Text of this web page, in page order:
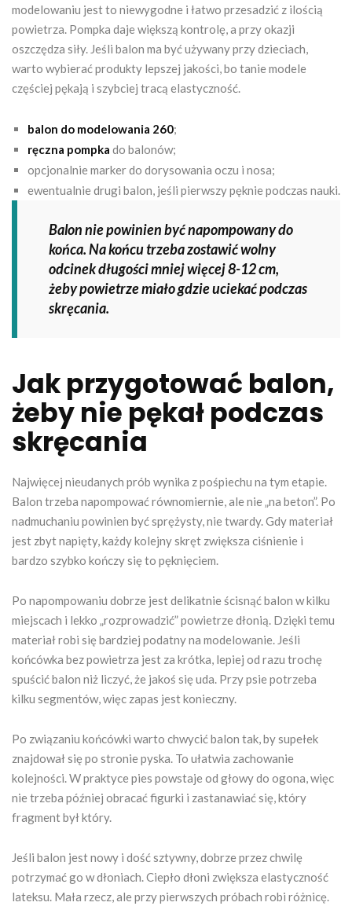
modelowaniu jest to niewygodne i łatwo przesadzić z ilością
powietrza. Pompka daje większą kontrolę, a przy okazji
oszczędza siły. Jeśli balon ma być używany przy dzieciach,
warto wybierać produkty lepszej jakości, bo tanie modele
częściej pękają i szybciej tracą elastyczność.
balon do modelowania 260;
ręczna pompka do balonów;
opcjonalnie marker do dorysowania oczu i nosa;
ewentualnie drugi balon, jeśli pierwszy pęknie podczas nauki.
Balon nie powinien być napompowany do
końca. Na końcu trzeba zostawić wolny
odcinek długości mniej więcej 8-12 cm,
żeby powietrze miało gdzie uciekać podczas
skręcania.
Jak przygotować balon,
żeby nie pękał podczas
skręcania
Najwięcej nieudanych prób wynika z pośpiechu na tym etapie.
Balon trzeba napompować równomiernie, ale nie „na beton”. Po
nadmuchaniu powinien być sprężysty, nie twardy. Gdy materiał
jest zbyt napięty, każdy kolejny skręt zwiększa ciśnienie i
bardzo szybko kończy się to pęknięciem.
Po napompowaniu dobrze jest delikatnie ścisnąć balon w kilku
miejscach i lekko „rozprowadzić” powietrze dłonią. Dzięki temu
materiał robi się bardziej podatny na modelowanie. Jeśli
końcówka bez powietrza jest za krótka, lepiej od razu trochę
spuścić balon niż liczyć, że jakoś się uda. Przy psie potrzeba
kilku segmentów, więc zapas jest konieczny.
Po związaniu końcówki warto chwycić balon tak, by supełek
znajdował się po stronie pyska. To ułatwia zachowanie
kolejności. W praktyce pies powstaje od głowy do ogona, więc
nie trzeba później obracać figurki i zastanawiać się, który
fragment był który.
Jeśli balon jest nowy i dość sztywny, dobrze przez chwilę
potrzymać go w dłoniach. Ciepło dłoni zwiększa elastyczność
lateksu. Mała rzecz, ale przy pierwszych próbach robi różnicę.